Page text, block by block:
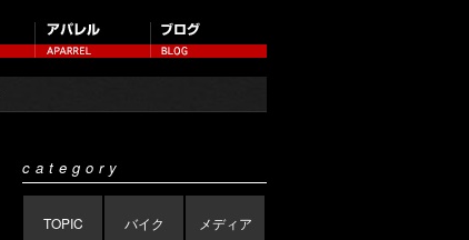
category
TOPIC バイク メディア